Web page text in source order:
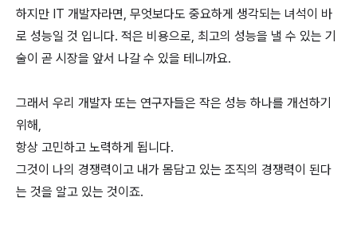
하지만 IT 개발자라면, 무엇보다도 중요하게 생각되는 녀석이 바
로 성능일 것 입니다. 적은 비용으로, 최고의 성능을 낼 수 있는 기
술이 곧 시장을 앞서 나갈 수 있을 테니까요.
그래서 우리 개발자 또는 연구자들은 작은 성능 하나를 개선하기
위해,
항상 고민하고 노력하게 됩니다.
그것이 나의 경쟁력이고 내가 몸담고 있는 조직의 경쟁력이 된다
는 것을 알고 있는 것이죠.